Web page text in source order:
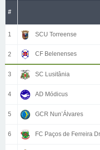
#
1 SCU Torreense
2 CF Belenenses
3 SC Lusitânia
4 AD Módicus
5 GCR Nun’Álvares
6 FC Paços de Ferreira